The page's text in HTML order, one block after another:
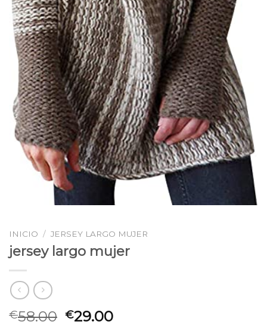
INICIO / JERSEY LARGO MUJER
jersey largo mujer
€58.00 €29.00